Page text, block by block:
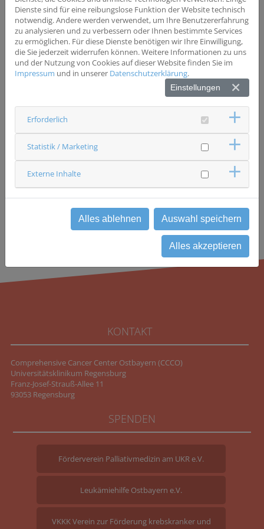
Status
rekrutierend
Ansprechpartner & Kontakt
Universitätsklinikum Regensburg
0941 9441639
studien-dermatologie(at)ukr.de
zurück
KONTAKT
Comprehensive Cancer Center Ostbayern (CCCO)
Universitätsklinikum Regensburg
Franz-Josef-Strauß-Allee 11
93053 Regensburg
SPENDEN
Förderverein Palliativmedizin am UKR e.V.
Leukämiehilfe Ostbayern e.V.
VKKK Verein zur Förderung krebskranker und
Dienste sind für eine reibungslose Funktion der Website technisch
notwendig. Andere werden verwendet, um Ihre Benutzererfahrung
zu analysieren und zu verbessern oder Ihnen bestimmte Services
zu ermöglichen. Für diese Dienste benötigen wir Ihre Einwilligung,
die Sie jederzeit widerrufen können. Weitere Informationen zu uns
und der Nutzung von Cookies auf dieser Website finden Sie im
Impressum und in unserer Datenschutzerklärung.
Einstellungen
Erforderlich
Statistik / Marketing
Externe Inhalte
Alles ablehnen Auswahl speichern
Alles akzeptieren